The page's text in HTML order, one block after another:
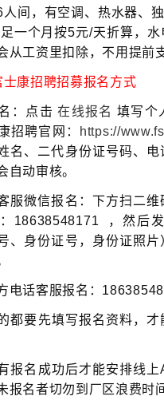
人间，有空调、热水器、
一个月按5元/天折算，水
从工资里扣除，不用提前
康招聘招募报名方式
：点击在线报名 填写个
招聘官网：
https://
名、二代身份证号码、电
自动审核。
服微信报名：下方扫二维
18638548171 ，然后
、身份证号，身份证照片
电话客服报名：
都要先填写报名资料，才
报名成功后才能安排线
报名者切勿到厂区浪费时